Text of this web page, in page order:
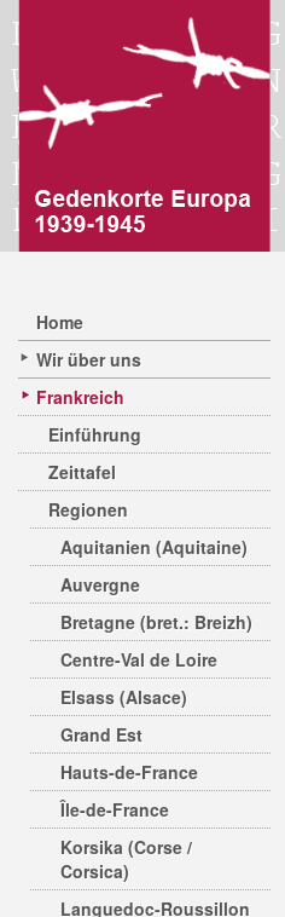
Home
Wir über uns
Frankreich
Einführung
Zeittafel
Regionen
Aquitanien (Aquitaine)
Auvergne
Bretagne (bret.: Breizh)
Centre-Val de Loire
Elsass (Alsace)
Grand Est
Hauts-de-France
Île-de-France
Korsika (Corse /
Corsica)
Languedoc-Roussillon